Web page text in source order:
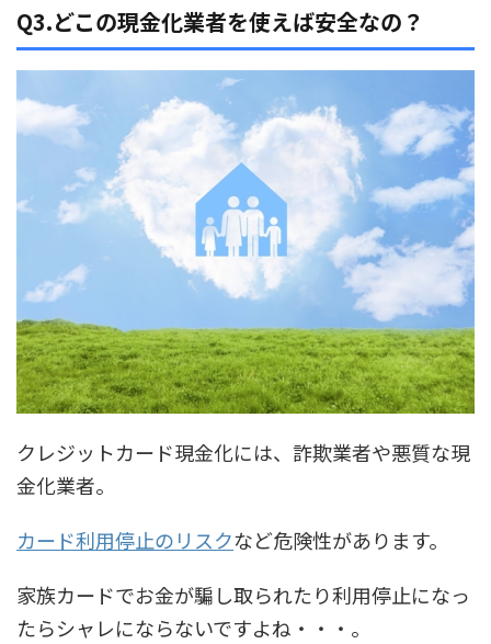
Q3.どこの現金化業者を使えば安全なの？
クレジットカード現金化には、詐欺業者や悪質な現
金化業者。
カード利用停止のリスクなど危険性があります。
家族カードでお金が騙し取られたり利用停止になっ
たらシャレにならないですよね・・・。